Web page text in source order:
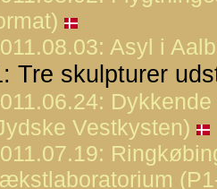
Asyl i
Tre skulpturer
Vestkysten)